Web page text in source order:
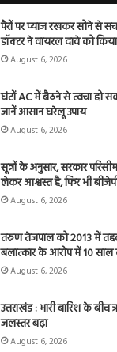
पैरों पर प्याज रखकर सोने से
डॉक्टर ने वायरल दावे को
August 6, 2026
घंटों AC में बैठने से त्वचा हो
जानें आसान घरेलू उपाय
August 6, 2026
सूत्रों के अनुसार, सरकार
लेकर आश्वस्त है, फिर भी
August 6, 2026
तरुण तेजपाल को 2013 में
बलात्कार के आरोप में 10 साल
August 6, 2026
उत्तराखंड : भारी बारिश के
जलस्तर बढ़ा
August 6, 2026